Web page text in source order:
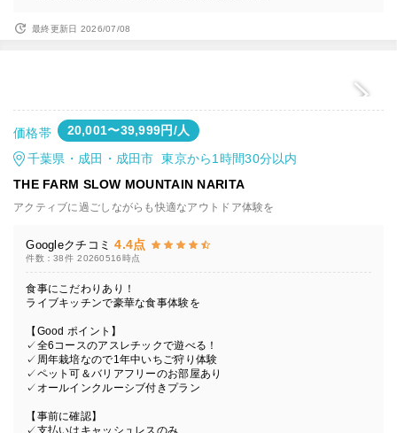
最終更新日 2026/07/08
価格帯 20,001〜39,999円/人
千葉県・成田・成田市 東京から1時間30分以内
THE FARM SLOW MOUNTAIN NARITA
アクティブに過ごしながらも快適なアウトドア体験を
Googleクチコミ 4.4点
件数：38件 20260516時点
食事にこだわりあり！
ライブキッチンで豪華な食事体験を
【Good ポイント】
✓全6コースのアスレチックで遊べる！
✓周年栽培なので1年中いちご狩り体験
✓ペット可＆バリアフリーのお部屋あり
✓オールインクルーシブ付きプラン
【事前に確認】
✓支払いはキャッシュレスのみ